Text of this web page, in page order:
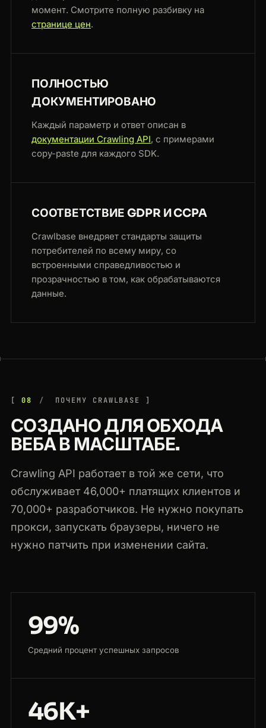
момент. Смотрите полную разбивку на
странице цен.
ПОЛНОСТЬЮ
ДОКУМЕНТИРОВАНО
Каждый параметр и ответ описан в
документации Crawling API, с примерами
copy-paste для каждого SDK.
СООТВЕТСТВИЕ GDPR И CCPA
Crawlbase внедряет стандарты защиты
потребителей по всему миру, со
встроенными справедливостью и
прозрачностью в том, как обрабатываются
данные.
08 ПОЧЕМУ CRAWLBASE
СОЗДАНО ДЛЯ ОБХОДА
ВЕБА В МАСШТАБЕ.
Crawling API работает в той же сети, что
обслуживает 46,000+ платящих клиентов и
70,000+ разработчиков. Не нужно покупать
прокси, запускать браузеры, ничего не
нужно патчить при изменении сайта.
99%
Средний процент успешных запросов
46K+